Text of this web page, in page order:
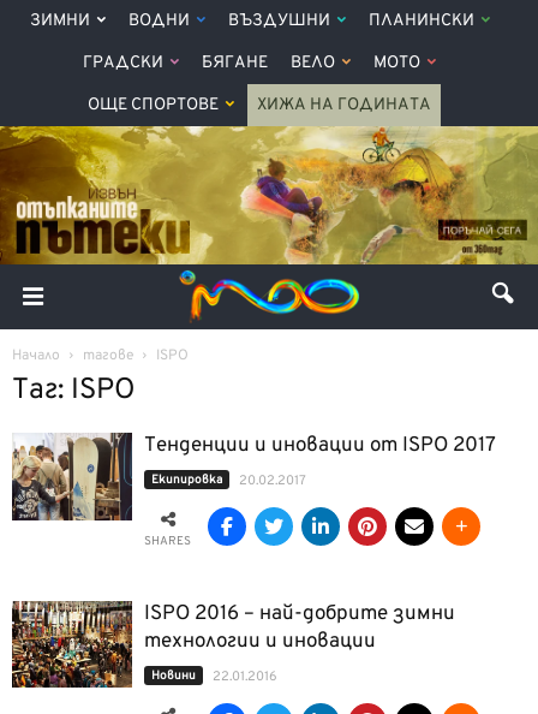
ЗИМНИ ВОДНИ ВЪЗДУШНИ ПЛАНИНСКИ
ГРАДСКИ БЯГАНЕ ВЕЛО МОТО
ОЩЕ СПОРТОВЕ ХИЖА НА ГОДИНАТА
Начало тагове ISPO
Таг: ISPO
Тенденции и иновации от ISPO 2017
Екипировка 20.02.2017
SHARES
ISPO 2016 – най-добрите зимни
технологии и иновации
Новини 22.01.2016